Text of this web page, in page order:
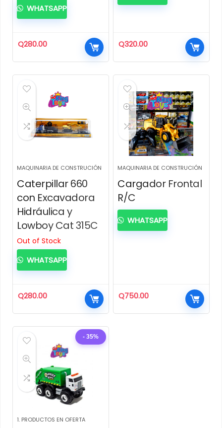
Q280.00
WHATSAPP
Q320.00
MAQUINARIA DE CONSTRUCIÓN
Caterpillar 660
con Excavadora
Hidráulica y
Lowboy Cat 315C
Out of Stock
Q280.00
WHATSAPP
MAQUINARIA DE CONSTRUCIÓN
Cargador Frontal
R/C
Q750.00
WHATSAPP
- 35%
1. PRODUCTOS EN OFERTA